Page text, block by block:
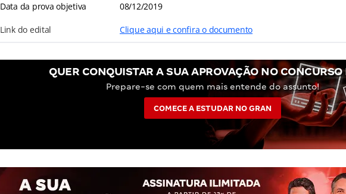
Data da prova objetiva 08/12/2019
Link do edital Clique aqui e confira o documento
QUER CONQUISTAR A SUA APROVAÇÃO NO CONCURSO
Prepare-se com quem mais entende do assunto!
COMECE A ESTUDAR NO GRAN